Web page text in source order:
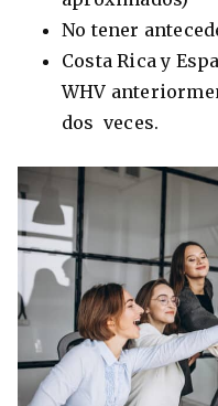
No tener
Costa Rica y
WHV
dos veces.